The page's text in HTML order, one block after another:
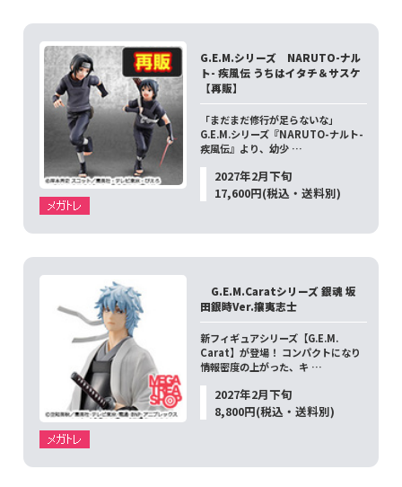
G.E.M.シリーズ NARUTO-ナル
ト- 疾風伝 うちはイタチ＆サスケ
【再販】
「まだまだ修行が足らないな」
G.E.M.シリーズ『NARUTO-ナルト-
疾風伝』より、幼少 …
2027年2月下旬
17,600円(税込・送料別)
G.E.M.Caratシリーズ 銀魂 坂
田銀時Ver.攘夷志士
新フィギュアシリーズ【G.E.M.
Carat】が登場！ コンパクトになり
情報密度の上がった、キ …
2027年2月下旬
8,800円(税込・送料別)